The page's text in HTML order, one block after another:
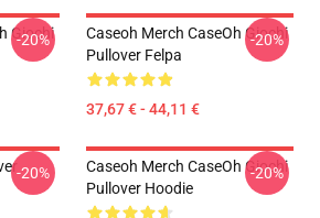
Giochi
-20%
Caseoh Merch CaseOh Giochi
Pullover Felpa
37,67 € - 44,11 €
-20%
-20%
Caseoh Merch CaseOh Giochi
Pullover Hoodie
-20%